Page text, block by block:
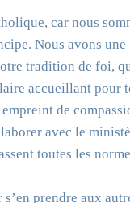
car nous
Nous avons une
tradition de foi,
accueillant pour
de
avec le
toutes les
prendre aux